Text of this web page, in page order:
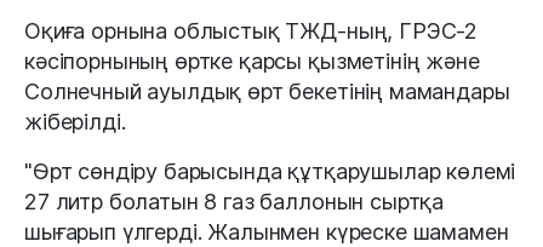
Оқиға орнына облыстық ТЖД-ның, ГРЭС-2
кәсіпорнының өртке қарсы қызметінің және
Солнечный ауылдық өрт бекетінің мамандары
жіберілді.
"Өрт сөндіру барысында құтқарушылар көлемі
27 литр болатын 8 газ баллонын сыртқа
шығарып үлгерді. Жалынмен күреске шамамен